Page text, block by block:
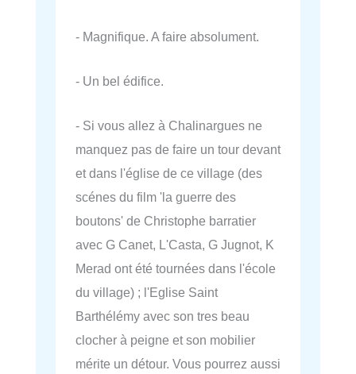
- Magnifique. A faire absolument.
- Un bel édifice.
- Si vous allez à Chalinargues ne
manquez pas de faire un tour devant
et dans l'église de ce village (des
scénes du film 'la guerre des
boutons' de Christophe barratier
avec G Canet, L'Casta, G Jugnot, K
Merad ont été tournées dans l'école
du village) ; l'Eglise Saint
Barthélémy avec son tres beau
clocher à peigne et son mobilier
mérite un détour. Vous pourrez aussi